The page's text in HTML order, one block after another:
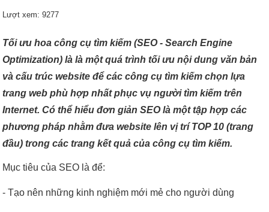
Lượt xem: 9277
Tối ưu hoa công cụ tìm kiếm (SEO - Search Engine
Optimization) là là một quá trình tối ưu nội dung văn bản
và cấu trúc website để các công cụ tìm kiếm chọn lựa
trang web phù hợp nhất phục vụ người tìm kiếm trên
Internet. Có thể hiểu đơn giản SEO là một tập hợp các
phương pháp nhằm đưa website lên vị trí TOP 10 (trang
đầu) trong các trang kết quả của công cụ tìm kiếm.
Mục tiêu của SEO là để:
- Tạo nên những kinh nghiệm mới mẻ cho người dùng